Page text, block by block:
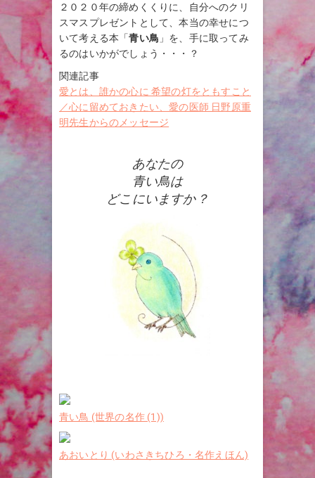
２０２０年の締めくくりに、自分へのクリ
スマスプレゼントとして、本当の幸せにつ
いて考える本「青い鳥 」を、手に取ってみ
るのはいかがでしょう・・・？
関連記事
愛とは、誰かの心に 希望の灯をともすこと
／心に留めておきたい、愛の医師 日野原重
明先生からのメッセージ
あなたの
青い鳥は
どこにいますか？
青い鳥 (世界の名作 (1))
あおいとり (いわさきちひろ・名作えほん)